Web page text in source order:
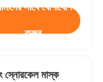
সাথে যোগাযোগ
করুন
স্নোরকেল মাস্ক